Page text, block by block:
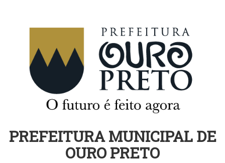
PREFEITURA MUNICIPAL DE
OURO PRETO